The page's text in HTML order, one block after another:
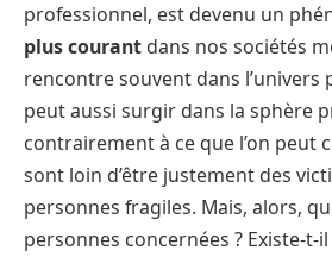
professionnel, est devenu un
plus courant dans nos sociétés
rencontre souvent dans l’univers
peut aussi surgir dans la sphère
contrairement à ce que l’on peut
sont loin d’être justement des
personnes fragiles. Mais, alors,
personnes concernées ? Existe-t-